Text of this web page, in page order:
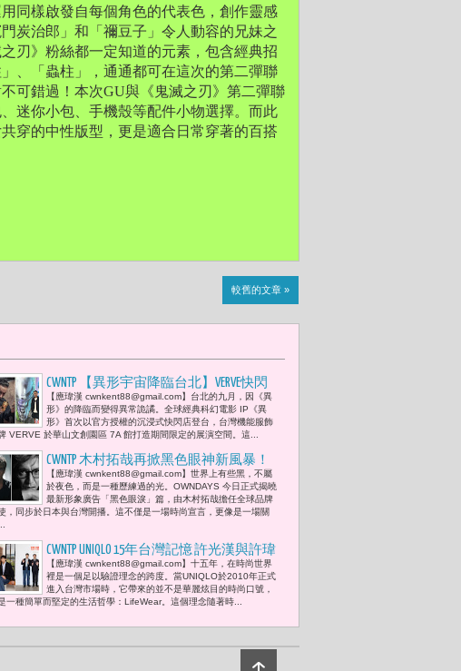
同樣啟發自每個角色的代表色，創作靈感
炭治郎」和「禰豆子」令人動容的兄妹之
刃》粉絲都一定知道的元素，包含經典招
、「蟲柱」，通通都可在這次的第二彈聯
可錯過！本次GU與《鬼滅之刃》第二彈聯
迷你小包、手機殼等配件小物選擇。而此
穿的中性版型，更是適合日常穿著的百搭
較舊的文章 »
CWNTP 【異形宇宙降臨台北】VERVE快閃
店華山登場 王陽明帥氣揭幕沉浸式科
幻場景「我一直是《異形》的影迷，這
個空間設計得非常到位，不只是看，更
是讓你身體直接感受到那種壓迫感。」
【應瑋漢 cwnkent88@gmail.com】台北的九月，因《異
形》的降臨而變得異常詭譎。全球經典科幻電影 IP《異
形》首次以官方授權的沉浸式快閃店登台，台灣機能服飾
VERVE 於華山文創園區 7A 館打造期間限定的展演空間。這...
CWNTP 木村拓哉再掀黑色眼神新風暴！
OWNDAYS全球廣告開播 展現「進化中的
大人」新美學
【應瑋漢 cwnkent88@gmail.com】世界上有些黑，不屬
於夜色，而是一種歷練過的光。OWNDAYS 今日正式揭曉
最新形象廣告「黑色眼淚」篇，由木村拓哉擔任全球品牌
，同步於日本與台灣開播。這不僅是一場時尚宣言，更像是一場關
CWNTP UNIQLO 15年台灣記憶 許光漢與許瑋
甯「把品味融入日常，跟隨自己的節
奏，輕鬆簡單也很愜意。」這次成人與
童裝「寶可夢特別慶典UTme!系列」各兩
款10月3日正式開賣
【應瑋漢 cwnkent88@gmail.com】十五年，在時尚世界
裡是一個足以驗證理念的跨度。當UNIQLO於2010年正式
進入台灣市場時，它帶來的並不是華麗炫目的時尚口號，
一種簡單而堅定的生活哲學：LifeWear。這個理念隨著時...